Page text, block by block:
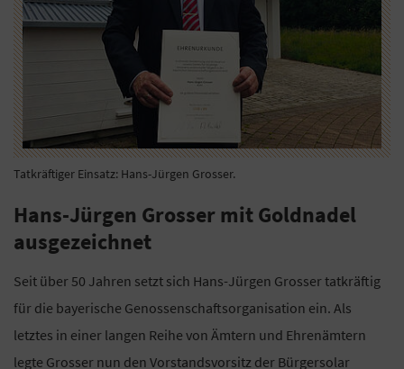
Tatkräftiger Einsatz: Hans-Jürgen Grosser.
Hans-Jürgen Grosser mit Goldnadel
ausgezeichnet
Seit über 50 Jahren setzt sich Hans-Jürgen Grosser tatkräftig
für die bayerische Genossenschaftsorganisation ein. Als
letztes in einer langen Reihe von Ämtern und Ehrenämtern
legte Grosser nun den Vorstandsvorsitz der Bürgersolar